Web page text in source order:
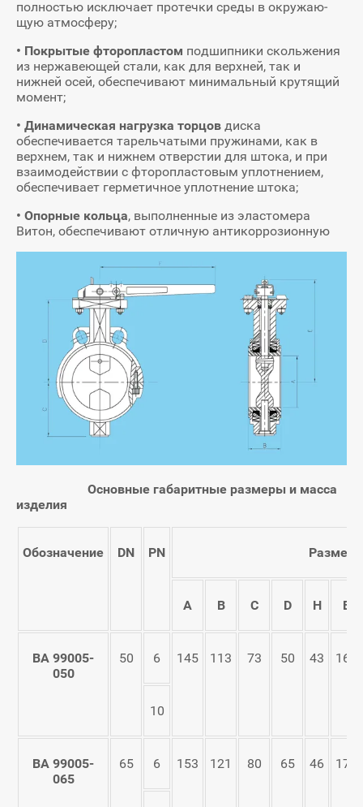
полностью исключает протечки среды в окружаю­
щую атмосферу;
• Покрытые фторопластом подшипники скольжения
из нержавеющей стали, как для верхней, так и
нижней осей, обеспечивают минимальный крутящий
момент;
• Динамическая нагрузка торцов диска
обеспечивается тарельчатыми пружинами, как в
верхнем, так и нижнем отверстии для штока, и при
взаимодействии с фторопластовым уплотнением,
обеспечивает герметичное уплотнение штока;
• Опорные кольца, выполненные из эластомера
Витон, обеспечивают отличную антикоррозионную
Основные габаритные размеры и масса
изделия
Обозначение DN PN
А В С D Н E
ВА 99005-
050
50 6 145 113 73 50 43 160
10
ВА 99005-
065
65 6 153 121 80 65 46 170